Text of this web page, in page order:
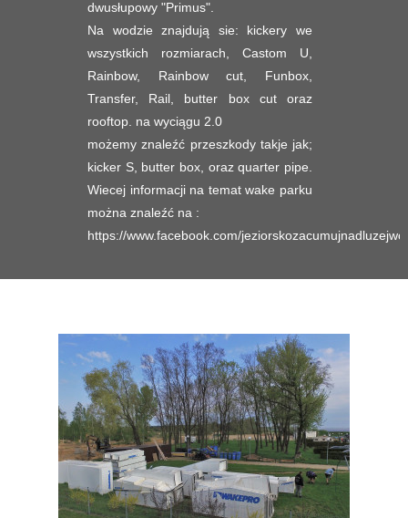
dwusłupowy "Primus".
Na wodzie znajdują sie: kickery we
wszystkich rozmiarach, Castom U,
Rainbow, Rainbow cut, Funbox,
Transfer, Rail, butter box cut oraz
rooftop. na wyciągu 2.0
możemy znaleźć przeszkody takje jak;
kicker S, butter box, oraz quarter pipe.
Wiecej informacji na temat wake parku
można znaleźć na :
https://www.facebook.com/